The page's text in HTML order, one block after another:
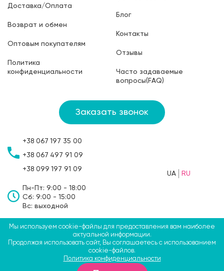
Доставка/Оплата
Возврат и обмен
Оптовым покупателям
Политика
конфиденциальности
Блог
Контакты
Отзывы
Часто задаваемые
вопросы(FAQ)
Заказать звонок
+38 067 197 35 00
+38 067 497 91 09
+38 099 197 91 09
Пн-Пт: 9:00 - 18:00
Сб: 9:00 - 15:00
Вс: выходной
UA RU
©2009-2026 ТМ СВЯТОБУМ, ФЛП Больбин Павел
Анатольевич
Мы используем cookie-файлы для предоставления вам наиболее
актуальной информации.
Продолжая использовать сайт, Вы соглашаетесь с использованием
cookie-файлов.
Политика конфиденциальности